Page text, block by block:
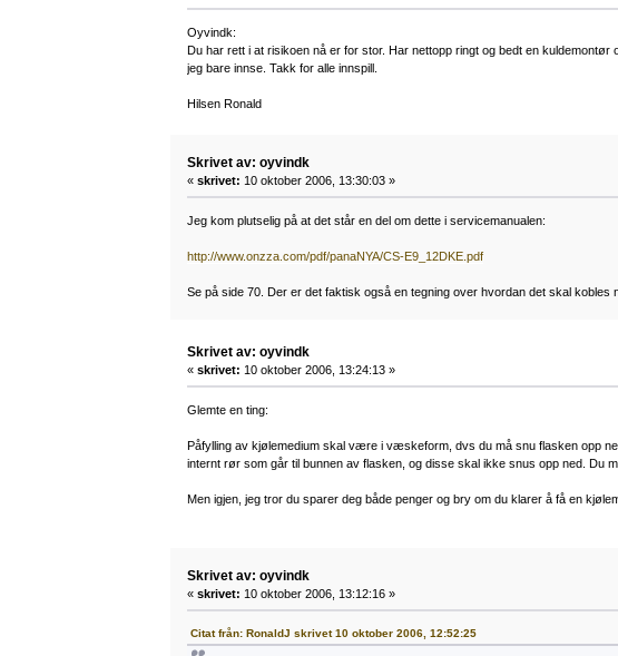
Oyvindk:
Du har rett i at risikoen nå er for stor. Har nettopp ringt og bedt en
jeg bare innse. Takk for alle innspill.
Hilsen Ronald
Skrivet av: oyvindk
« skrivet: 10 oktober 2006, 13:30:03 »
Jeg kom plutselig på at det står en del om dette i servicemanualen:
http://www.onzza.com/pdf/panaNYA/CS-E9_12DKE.pdf
Se på side 70. Der er det faktisk også en tegning over hvordan det skal kobles
Skrivet av: oyvindk
« skrivet: 10 oktober 2006, 13:24:13 »
Glemte en ting:
Påfylling av kjølemedium skal være i væskeform, dvs du må snu flasken opp
internt rør som går til bunnen av flasken, og disse skal ikke snus opp ned. Du
Men igjen, jeg tror du sparer deg både penger og bry om du klarer å få en
Skrivet av: oyvindk
« skrivet: 10 oktober 2006, 13:12:16 »
Citat från: RonaldJ skrivet 10 oktober 2006, 12:52:25